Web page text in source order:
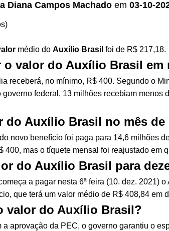
Diana Campos Machado em 03-10-
médio do Auxílio Brasil foi de R$ 217,18.
o valor do Auxílio Brasil em
receberá, no mínimo, R$ 400. Segundo o
governo federal, 13 milhões recebiam
do Auxílio Brasil no mês de
novo benefício foi paga para 14,6 milhões
400, mas o tíquete mensal foi reajustado em
do Auxílio Brasil para
a pagar nesta 6ª feira (10. dez. 2021)
que terá um valor médio de R$ 408,84 em
valor do Auxílio Brasil?
a aprovação da PEC, o governo garantiu o